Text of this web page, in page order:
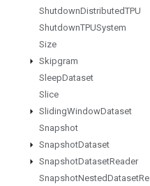
ShutdownDistributedTPU
ShutdownTPUSystem
Size
Skipgram
SleepDataset
Slice
SlidingWindowDataset
Snapshot
SnapshotDataset
SnapshotDatasetReader
SnapshotNestedDataset